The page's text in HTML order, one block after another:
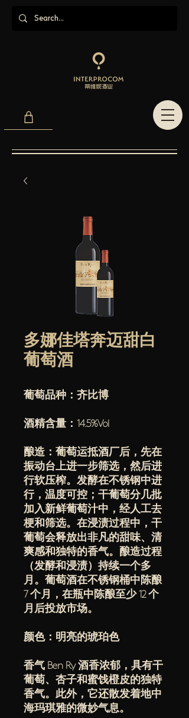
多娜佳塔奔迈甜白
葡萄酒
葡萄品种：齐比博
酒精含量：14.5%Vol
酿造：葡萄运抵酒厂后，先在
振动台上进一步筛选，然后进
行软压榨。发酵在不锈钢中进
行，温度可控；干葡萄分几批
加入新鲜葡萄汁中，经人工去
梗和筛选。在浸渍过程中，干
葡萄会释放出非凡的甜味、清
爽感和独特的香气。酿造过程
（发酵和浸渍）持续一个多
月。葡萄酒在不锈钢桶中陈酿
7 个月，在瓶中陈酿至少 12 个
月后投放市场。
颜色：明亮的琥珀色
香气 Ben Ry 酒香浓郁，具有干
葡萄、杏子和蜜饯橙皮的独特
香气。此外，它还散发着地中
海玛琪雅的微妙气息。